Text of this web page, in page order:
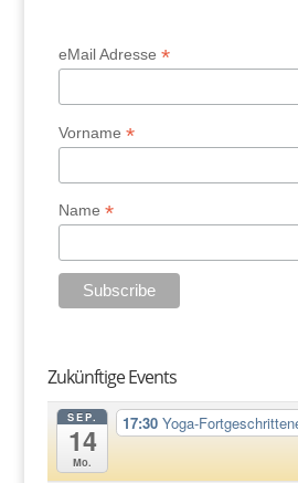
eMail Adresse*
Vorname*
Name*
Zukünftige Events
SEP.
14
Mo.
17:30Yoga-